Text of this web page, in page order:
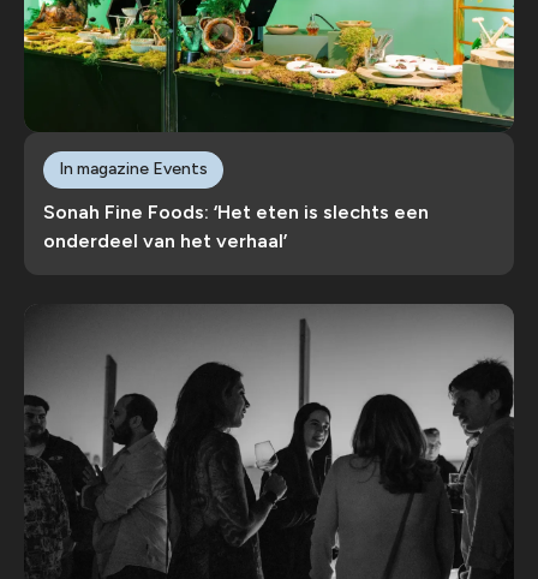
Sonah Fine Foods: ‘Het eten is slechts een
onderdeel van het verhaal’
In magazine Events